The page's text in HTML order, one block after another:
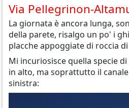
Via Pellegrinon-
La giornata è ancora lunga,
della parete, risalgo un po' i
placche appoggiate di roccia
Mi incuriosisce quella specie
in alto, ma soprattutto il
sinistra: